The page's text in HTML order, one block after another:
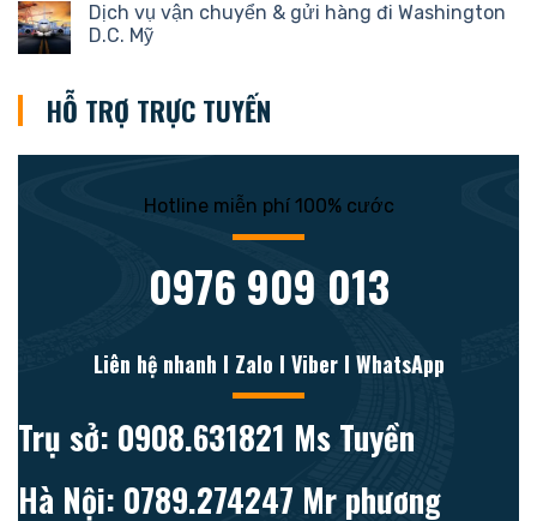
Dịch vụ vận chuyển & gửi hàng đi Washington
D.C. Mỹ
HỖ TRỢ TRỰC TUYẾN
Hotline miễn phí 100% cước
0976 909 013
Liên hệ nhanh l Zalo l Viber l WhatsApp
Trụ sở: 0908.631821 Ms Tuyền
Hà Nội: 0789.274247 Mr phương